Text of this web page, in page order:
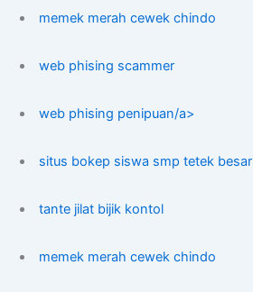
memek merah cewek chindo
web phising scammer
web phising penipuan/a>
situs bokep siswa smp tetek besar
tante jilat bijik kontol
memek merah cewek chindo